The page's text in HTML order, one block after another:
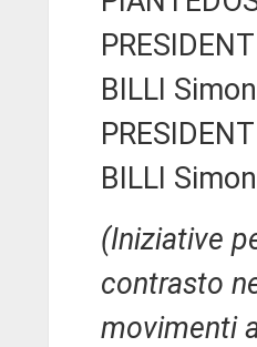
BILLI
BILLI
(Iniziative
contrasto
movimenti